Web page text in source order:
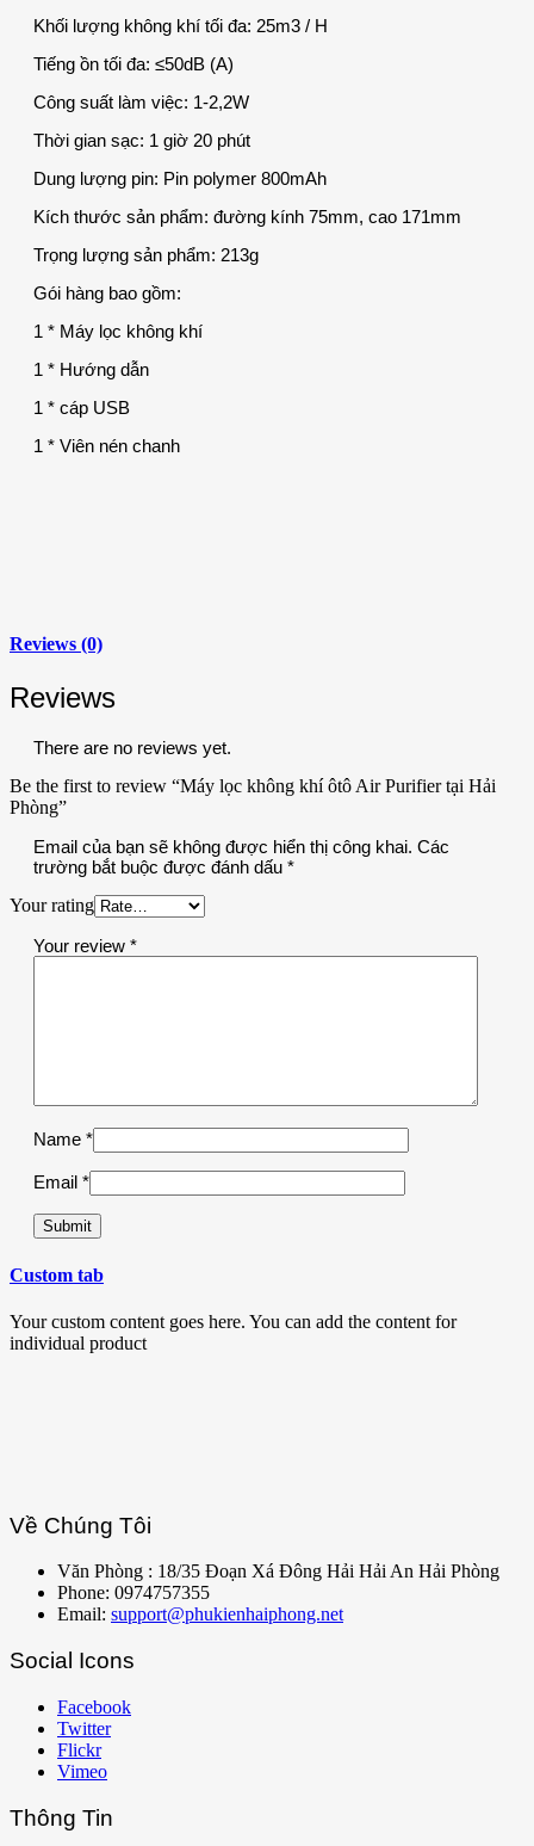
Khối lượng không khí tối đa: 25m3 / H
Tiếng ồn tối đa: ≤50dB (A)
Công suất làm việc: 1-2,2W
Thời gian sạc: 1 giờ 20 phút
Dung lượng pin: Pin polymer 800mAh
Kích thước sản phẩm: đường kính 75mm, cao 171mm
Trọng lượng sản phẩm: 213g
Gói hàng bao gồm:
1 * Máy lọc không khí
1 * Hướng dẫn
1 * cáp USB
1 * Viên nén chanh
Reviews (0)
Reviews
There are no reviews yet.
Be the first to review “Máy lọc không khí ôtô Air Purifier tại Hải
Phòng”
Email của bạn sẽ không được hiển thị công khai. Các
trường bắt buộc được đánh dấu *
Your rating
Your review *
Name *
Email *
Custom tab
Your custom content goes here. You can add the content for
individual product
Về Chúng Tôi
Văn Phòng : 18/35 Đoạn Xá Đông Hải Hải An Hải Phòng
Phone: 0974757355
Email: support@phukienhaiphong.net
Social Icons
Facebook
Twitter
Flickr
Vimeo
Thông Tin